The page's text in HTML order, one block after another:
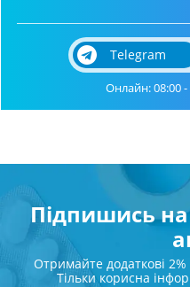
Telegram
Онлайн: 08:00 -
Підпишись
Отримайте додаткові
Тільки корисна